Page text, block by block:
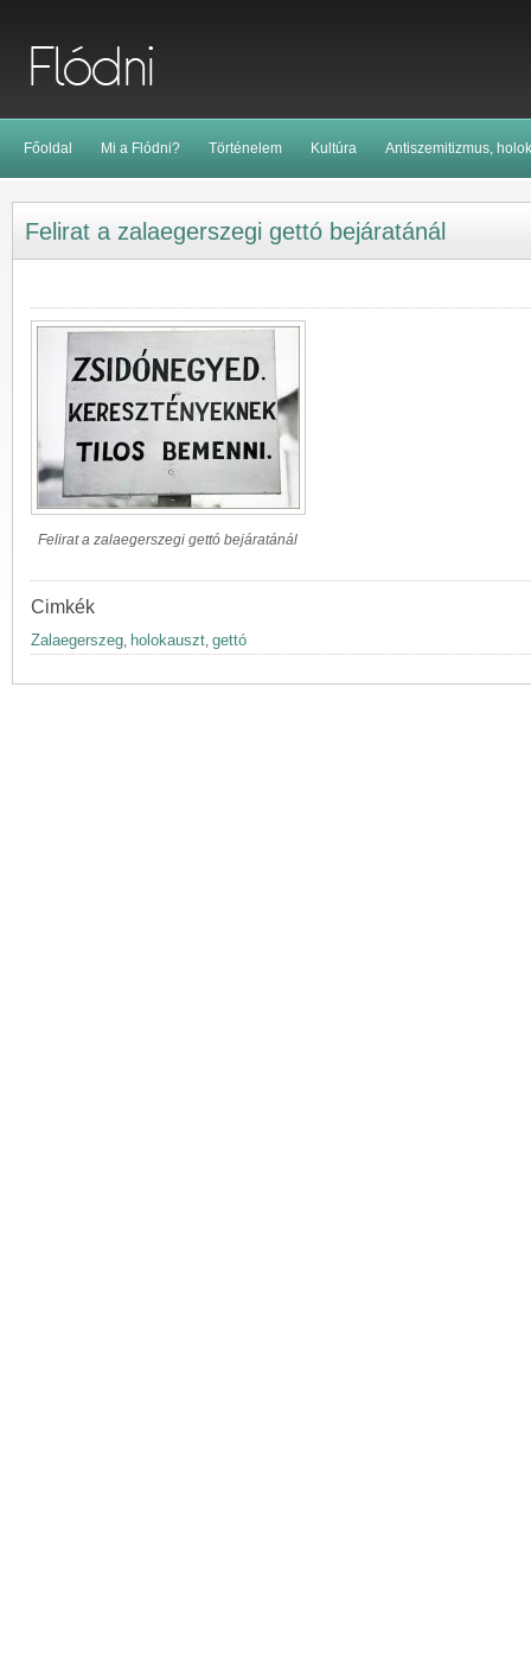
Főoldal Mi a Flódni? Történelem Kultúra Antiszemitizmus,
Felirat a zalaegerszegi gettó bejáratánál
Felirat a zalaegerszegi gettó bejáratánál
Cimkék
Zalaegerszeg, holokauszt, gettó